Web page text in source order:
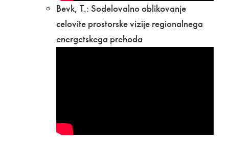
Bevk, T.: Sodelovalno oblikovanje
celovite prostorske vizije regionalnega
energetskega prehoda​